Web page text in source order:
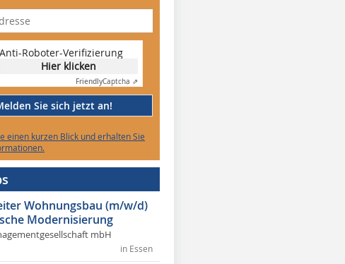
Anti-Roboter-Verifizierung
Hier klicken
FriendlyCaptcha ⇗
Sie sich jetzt an!
einen kurzen Blick und erhalten Sie
Wohnungsbau (m/w/d)
Modernisierung
mbH
in Essen